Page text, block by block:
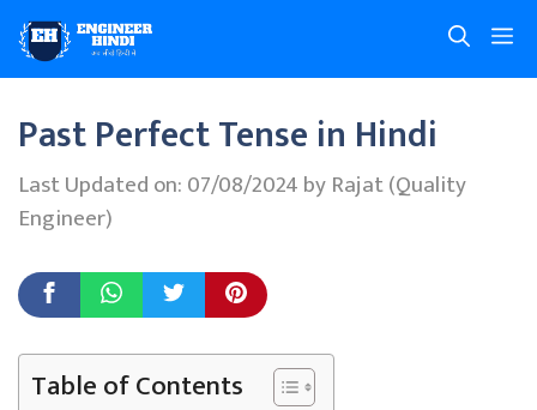
Skip
to
content
Past Perfect Tense in Hindi
Last Updated on: 07/08/2024byRajat (Quality
Engineer)
Table of Contents